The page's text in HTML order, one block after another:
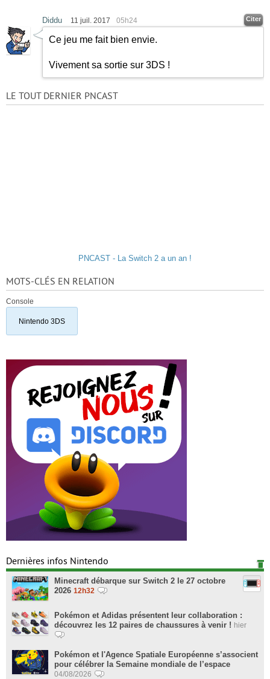
Diddu 11 juil. 2017 05h24 Citer
Ce jeu me fait bien envie.
Vivement sa sortie sur 3DS !
LE TOUT DERNIER PNCAST
PNCAST - La Switch 2 a un an !
MOTS-CLÉS EN RELATION
Console
Nintendo 3DS
Dernières infos Nintendo
Minecraft débarque sur Switch 2 le 27 octobre
2026 12h32
Pokémon et Adidas présentent leur collaboration :
découvrez les 12 paires de chaussures à venir ! hier
Pokémon et l'Agence Spatiale Européenne s’associent
pour célébrer la Semaine mondiale de l’espace
04/08/2026